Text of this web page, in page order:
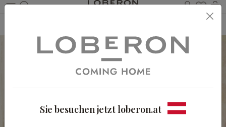
Du
Sie besuchen jetzt loberon.at